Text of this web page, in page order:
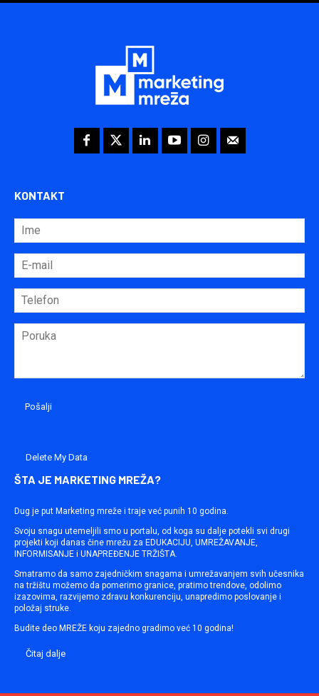
KONTAKT
Delete My Data
ŠTA JE MARKETING MREŽA?
Dug je put Marketing mreže i traje već punih 10 godina.
Svoju snagu utemeljili smo u portalu, od koga su dalje potekli svi drugi
projekti koji danas čine mrežu za EDUKACIJU, UMREŽAVANJE,
INFORMISANJE i UNAPREĐENJE TRŽIŠTA.
Smatramo da samo zajedničkim snagama i umrežavanjem svih učesnika
na tržištu možemo da pomerimo granice, pratimo trendove, odolimo
izazovima, razvijemo zdravu konkurenciju, unapredimo poslovanje i
položaj struke.
Budite deo MREŽE koju zajedno gradimo već 10 godina!
Čitaj dalje